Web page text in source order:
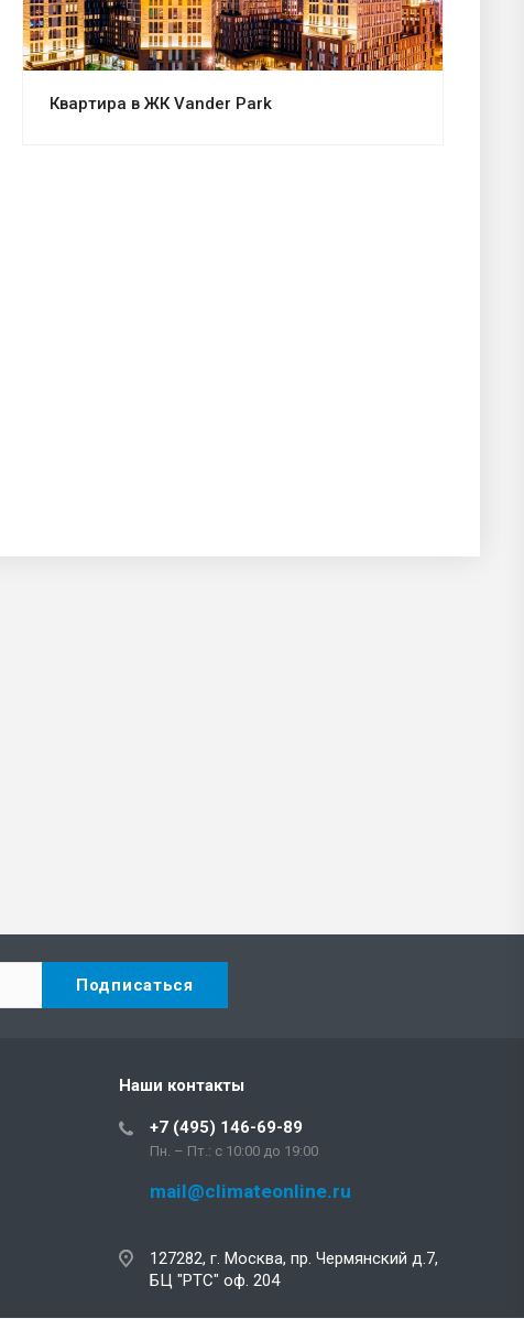
Квартира в ЖК Vander Park
Наши контакты
+7 (495) 146-69-89
Пн. – Пт.: с 10:00 до 19:00
mail@climateonline.ru
127282, г. Москва, пр. Чермянский д.7,
БЦ "РТС" оф. 204